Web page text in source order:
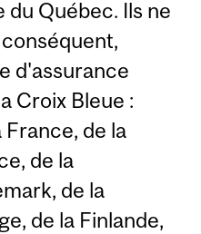
du Québec. Ils ne
d'assurance
Croix Bleue :
de la
de la
de la
de la Finlande,